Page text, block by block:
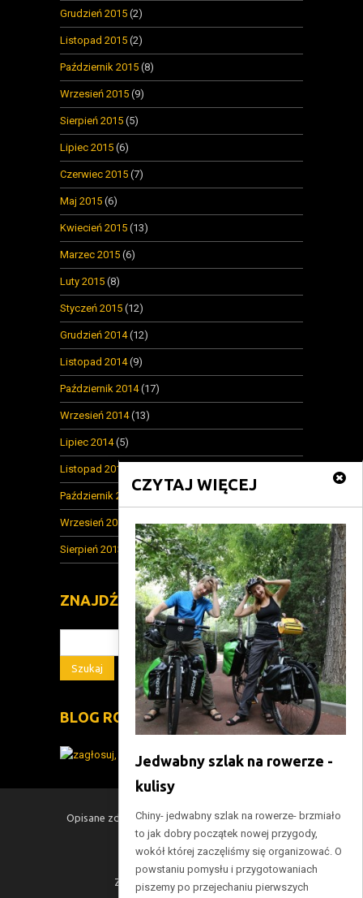
CZYTAJ WIĘCEJ
Jedwabny szlak na rowerze -
kulisy
Chiny- jedwabny szlak na rowerze- brzmiało
to jak dobry początek nowej przygody,
wokół której zaczęliśmy się organizować. O
powstaniu pomysłu i przygotowaniach
piszemy po przejechaniu pierwszych
Grudzień 2015 (2)
Listopad 2015 (2)
Październik 2015 (8)
Wrzesień 2015 (9)
Sierpień 2015 (5)
Lipiec 2015 (6)
Czerwiec 2015 (7)
Maj 2015 (6)
Kwiecień 2015 (13)
Marzec 2015 (6)
Luty 2015 (8)
Styczeń 2015 (12)
Grudzień 2014(12)
Listopad 2014(9)
Październik 2014(17)
Wrzesień 2014(13)
Lipiec 2014(5)
Listopad 2013
Październik 2013
Wrzesień 2013 (2)
Sierpień 2013 (1)
ZNAJDŹ NA STRONIE
BLOG ROKU 2014
Opisane zdarzenia są w 93% prawdziwe. ©2014-
2016 Ania&Rafał Czapscy
Back to top
Zostaw nam wiadomość!